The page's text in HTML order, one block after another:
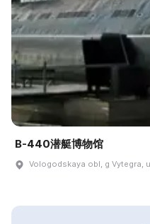
B-440潜艇博物馆
Vologodskaya obl, g Vytegra,